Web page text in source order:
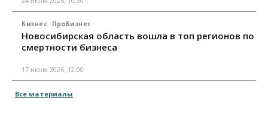
Бизнес ПроБизнес
Новосибирская область вошла в топ регионов по
смертности бизнеса
17 июля 2026, 12:00
Все материалы